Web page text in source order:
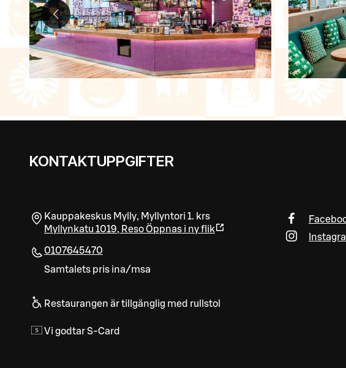
KONTAKTUPPGIFTER
Kauppakeskus Mylly, Myllyntori 1. krs
Myllynkatu 1019, ResoÖppnas i ny flik
0107645470
Samtalets pris ina/msa
Restaurangen är tillgänglig med rullstol
Vi godtar S-Card